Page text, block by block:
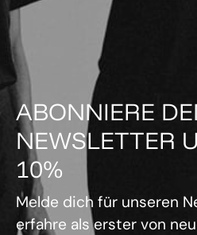
ABONNIERE
NEWSLETTER
10%
Melde dich für unseren
erfahre als erster von